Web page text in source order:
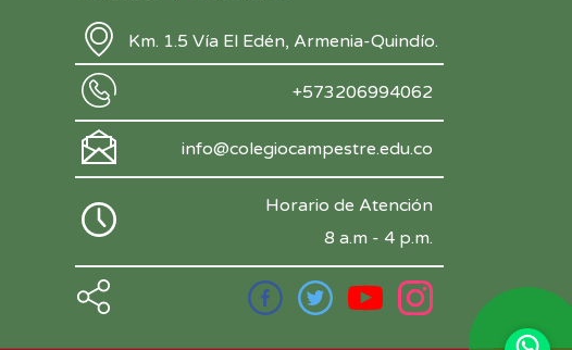
Km. 1.5 Vía El Edén, Armenia-Quindío.
+573206994062
info@colegiocampestre.edu.co
Horario de Atención
8 a.m - 4 p.m.